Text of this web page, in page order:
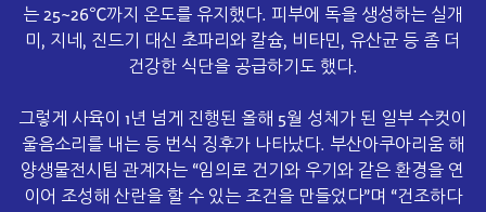
는 25~26℃까지 온도를 유지했다. 피부에 독을 생성하는 실개
미, 지네, 진드기 대신 초파리와 칼슘, 비타민, 유산균 등 좀 더
건강한 식단을 공급하기도 했다.
그렇게 사육이 1년 넘게 진행된 올해 5월 성체가 된 일부 수컷이
울음소리를 내는 등 번식 징후가 나타났다. 부산아쿠아리움 해
양생물전시팀 관계자는 “임의로 건기와 우기와 같은 환경을 연
이어 조성해 산란을 할 수 있는 조건을 만들었다”며 “건조하다